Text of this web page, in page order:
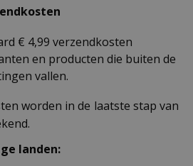
€ 4,99 verzendkosten
en producten die buiten de
vallen.
worden in de laatste stap van
landen: